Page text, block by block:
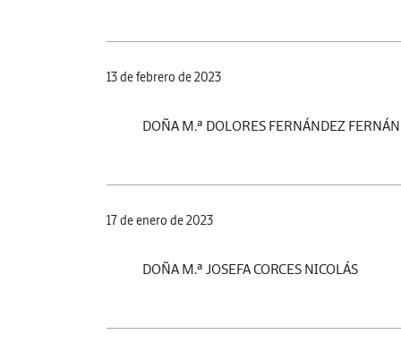
13 de febrero de 2023
DOÑA M.ª DOLORES FERNÁNDEZ
17 de enero de 2023
DOÑA M.ª JOSEFA CORCES NICOLÁS